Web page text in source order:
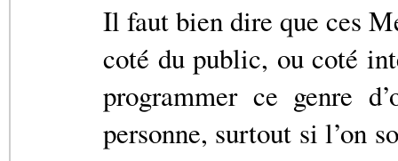
Il faut bien dire que ces
coté du public, ou coté
programmer ce genre
personne, surtout si l’on